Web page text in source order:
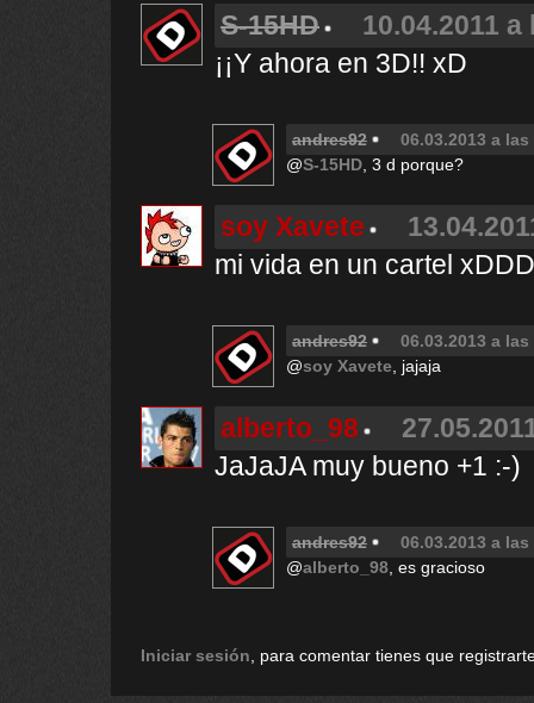
S-15HD
10.04.2011 a
¡¡Y ahora en 3D!! xD
andres92
06.03.2013 a las
@S-15HD , 3 d porque?
soy Xavete
mi vida en un cartel xDDD
andres92
06.03.2013 a las
@soy Xavete , jajaja
alberto_98
JaJaJA muy bueno +1 :-)
andres92
06.03.2013 a las
@alberto_98 , es gracioso
Iniciar sesión , para comentar tienes que